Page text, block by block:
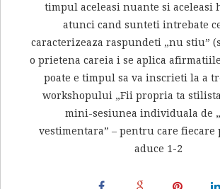
timpul aceleasi nuante si aceleasi
atunci cand sunteti intrebate
caracterizeaza raspundeti „nu stiu”
o prietena careia i se aplica
poate e timpul sa va inscrieti la a
workshopului „Fii propria ta
mini-sesiunea individuala de
vestimentara” – pentru care fiecare
aduce 1-2